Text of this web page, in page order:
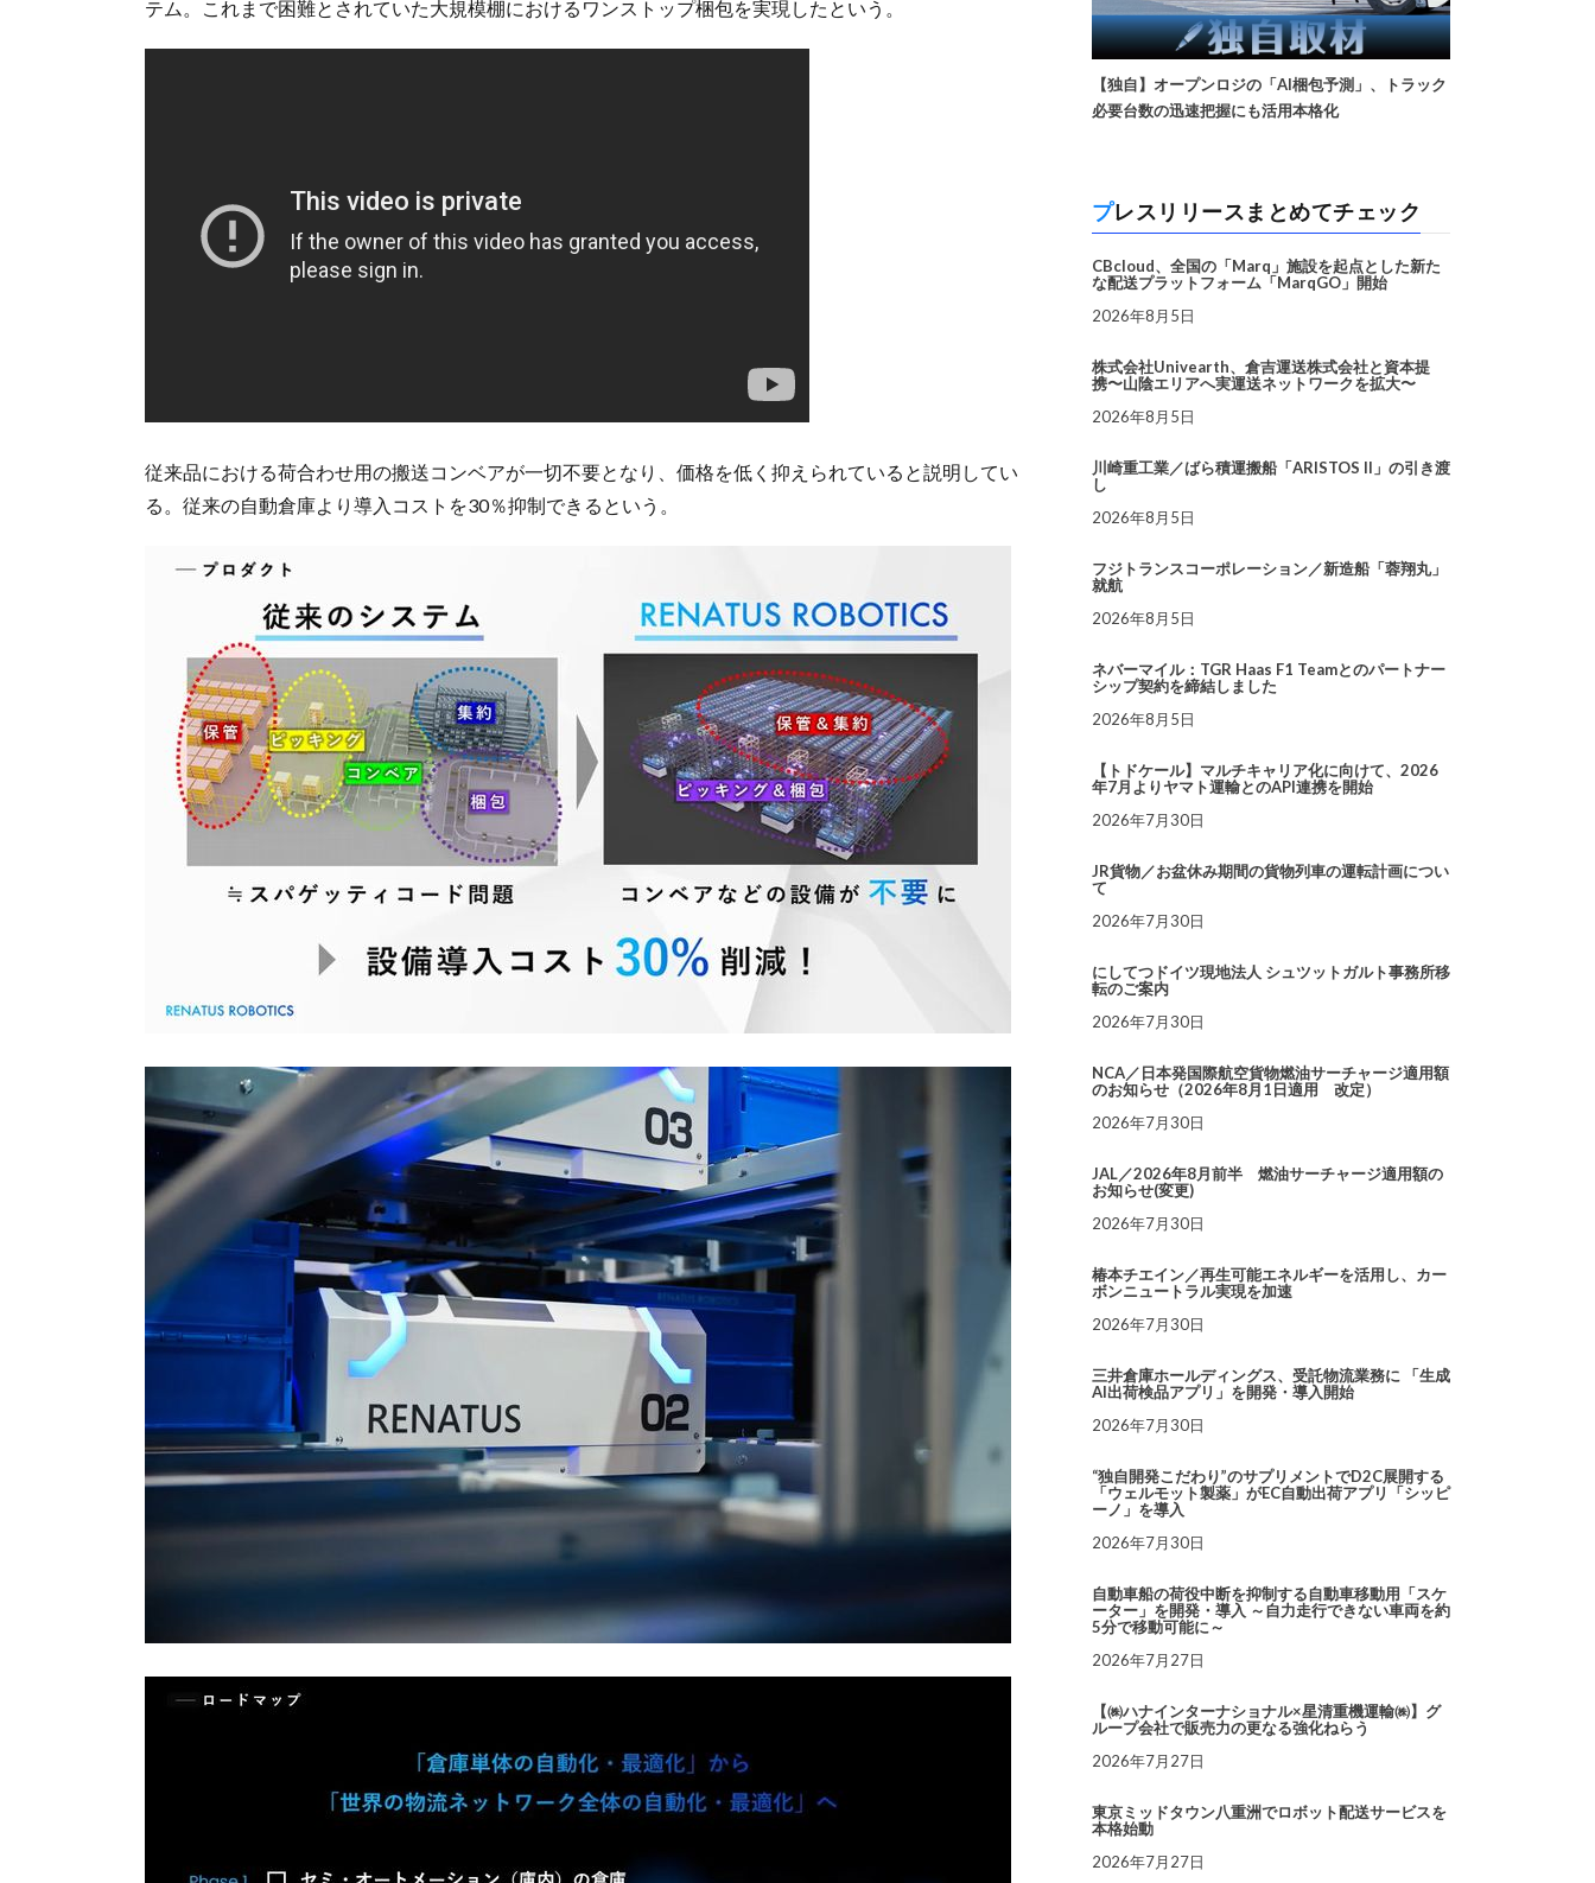
テム。これまで困難とされていた大規模棚におけるワンストップ梱包を実現したという。
従来品における荷合わせ用の搬送コンベアが一切不要となり、価格を低く抑えられていると説明してい
る。従来の自動倉庫より導入コストを30％抑制できるという。
【独自】オープンロジの「AI梱包予測」、トラック
必要台数の迅速把握にも活用本格化
プレスリリースまとめてチェック
CBcloud、全国の「Marq」施設を起点とした新た
な配送プラットフォーム「MarqGO」開始
2026年8月5日
株式会社Univearth、倉吉運送株式会社と資本提
携〜山陰エリアへ実運送ネットワークを拡大〜
2026年8月5日
川崎重工業／ばら積運搬船「ARISTOS II」の引き渡
し
2026年8月5日
フジトランスコーポレーション／新造船「蓉翔丸」
就航
2026年8月5日
ネバーマイル：TGR Haas F1 Teamとのパートナー
シップ契約を締結しました
2026年8月5日
【トドケール】マルチキャリア化に向けて、2026
年7月よりヤマト運輸とのAPI連携を開始
2026年7月30日
JR貨物／お盆休み期間の貨物列車の運転計画につい
て
2026年7月30日
にしてつドイツ現地法人 シュツットガルト事務所移
転のご案内
2026年7月30日
NCA／日本発国際航空貨物燃油サーチャージ適用額
のお知らせ（2026年8月1日適用 改定）
2026年7月30日
JAL／2026年8月前半 燃油サーチャージ適用額の
お知らせ(変更)
2026年7月30日
椿本チエイン／再生可能エネルギーを活用し、カー
ボンニュートラル実現を加速
2026年7月30日
三井倉庫ホールディングス、受託物流業務に 「生成
AI出荷検品アプリ」を開発・導入開始
2026年7月30日
“独自開発こだわり”のサプリメントでD2C展開する
「ウェルモット製薬」がEC自動出荷アプリ「シッピ
ーノ」を導入
2026年7月30日
自動車船の荷役中断を抑制する自動車移動用「スケ
ーター」を開発・導入 ～自力走行できない車両を約
5分で移動可能に～
2026年7月27日
【㈱ハナインターナショナル×星清重機運輸㈱】グ
ループ会社で販売力の更なる強化ねらう
2026年7月27日
東京ミッドタウン八重洲でロボット配送サービスを
本格始動
2026年7月27日